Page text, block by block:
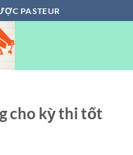
PASTEUR
cho kỳ thi tốt